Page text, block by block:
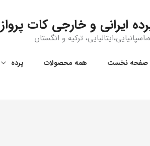
ایرانی و خارجی کات پرواز
ترکیه و انگستان
صفحه نخست همه‌ محصولات پرده